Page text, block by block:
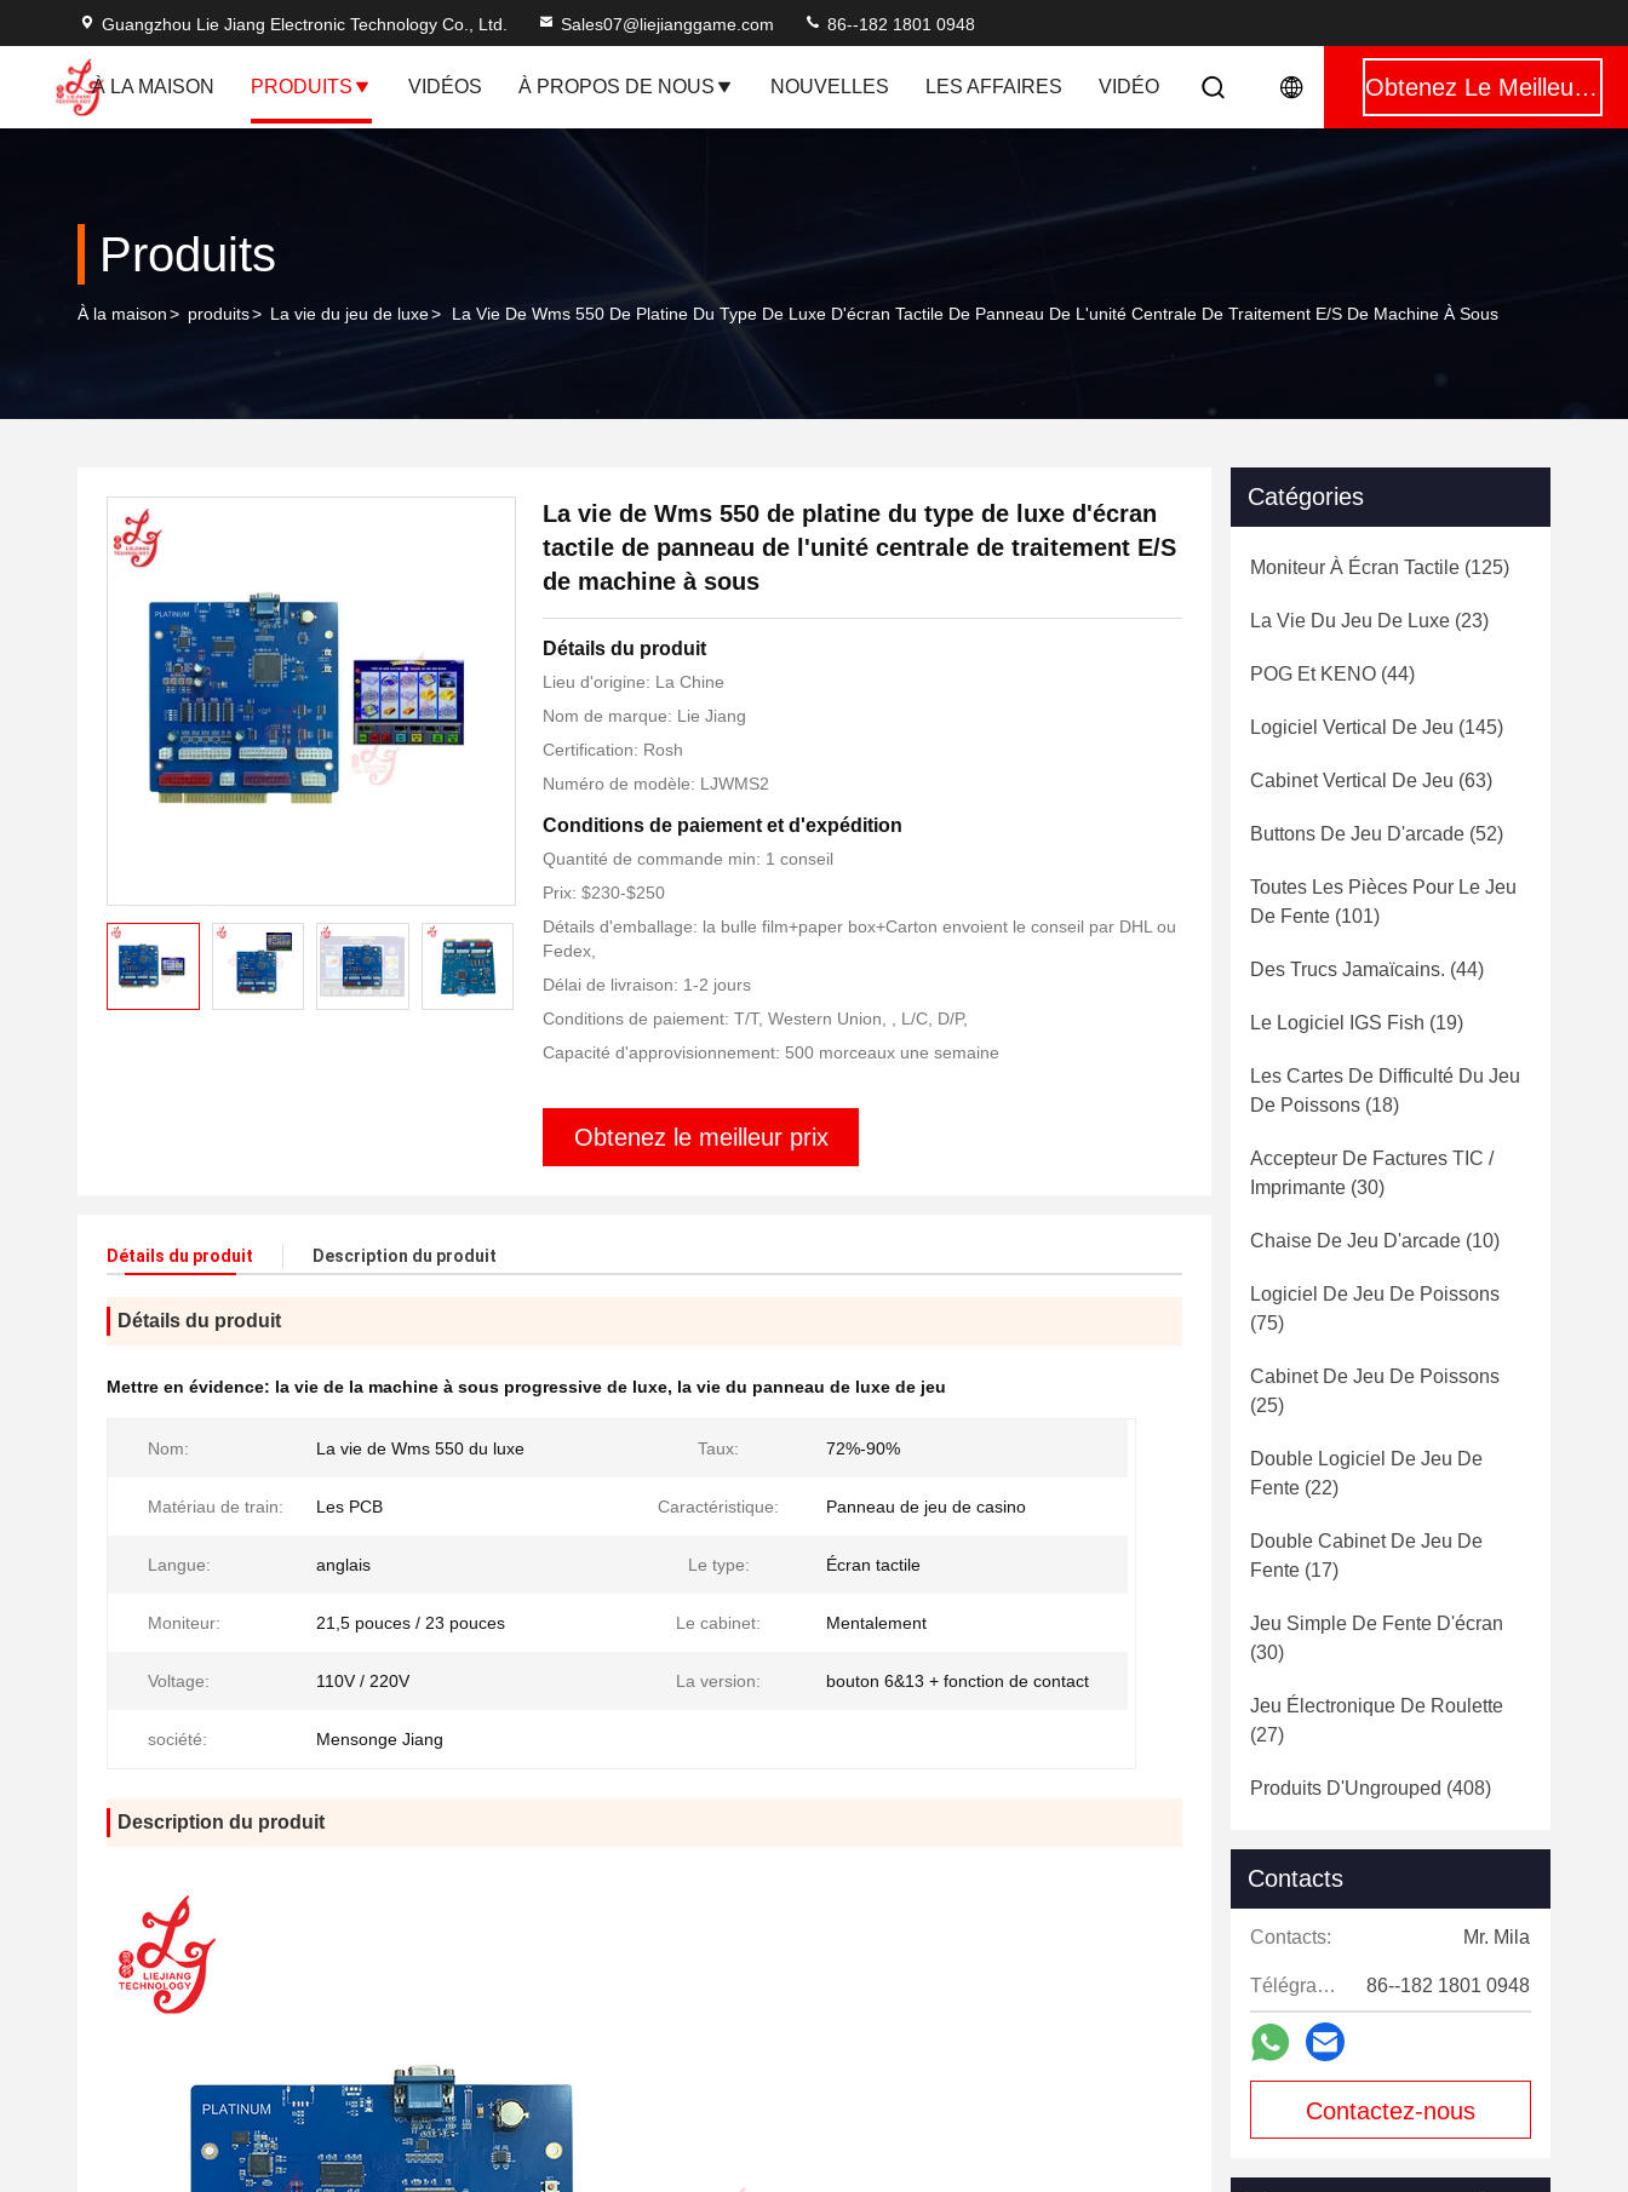
Guangzhou Lie Jiang Electronic Technology Co., Ltd. Sales07@liejianggame.com 86--182 1801 0948
À LA MAISON PRODUITS VIDÉOS À PROPOS DE NOUS NOUVELLES LES AFFAIRES VIDÉO Obtenez Le Meilleur Prix
Produits
À la maison> produits> La vie du jeu de luxe> La Vie De Wms 550 De Platine Du Type De Luxe D'écran Tactile De Panneau De L'unité Centrale De Traitement E/S De Machine À Sous
La vie de Wms 550 de platine du type de luxe d'écran
tactile de panneau de l'unité centrale de traitement E/S
de machine à sous
Détails du produit
Lieu d'origine: La Chine
Nom de marque: Lie Jiang
Certification: Rosh
Numéro de modèle: LJWMS2
Conditions de paiement et d'expédition
Quantité de commande min: 1 conseil
Prix: $230-$250
Détails d'emballage: la bulle film+paper box+Carton envoient le conseil par DHL ou
Fedex,
Délai de livraison: 1-2 jours
Conditions de paiement: T/T, Western Union, , L/C, D/P,
Capacité d'approvisionnement: 500 morceaux une semaine
Obtenez le meilleur prix
Détails du produit Description du produit
Détails du produit
Mettre en évidence: la vie de la machine à sous progressive de luxe, la vie du panneau de luxe de jeu
Nom: La vie de Wms 550 du luxe Taux: 72%-90%
Matériau de train: Les PCB Caractéristique: Panneau de jeu de casino
Langue: anglais Le type: Écran tactile
Moniteur: 21,5 pouces / 23 pouces Le cabinet: Mentalement
Voltage: 110V / 220V La version: bouton 6&13 + fonction de contact
société: Mensonge Jiang
Description du produit
Catégories
Moniteur À Écran Tactile (125)
La Vie Du Jeu De Luxe (23)
POG Et KENO (44)
Logiciel Vertical De Jeu (145)
Cabinet Vertical De Jeu (63)
Buttons De Jeu D'arcade (52)
Toutes Les Pièces Pour Le Jeu
De Fente (101)
Des Trucs Jamaïcains. (44)
Le Logiciel IGS Fish (19)
Les Cartes De Difficulté Du Jeu
De Poissons (18)
Accepteur De Factures TIC /
Imprimante (30)
Chaise De Jeu D'arcade (10)
Logiciel De Jeu De Poissons
(75)
Cabinet De Jeu De Poissons
(25)
Double Logiciel De Jeu De
Fente (22)
Double Cabinet De Jeu De
Fente (17)
Jeu Simple De Fente D'écran
(30)
Jeu Électronique De Roulette
(27)
Produits D'Ungrouped (408)
Contacts
Contacts: Mr. Mila
Télégramme: 86--182 1801 0948
Contactez-nous